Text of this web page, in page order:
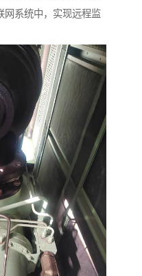
网系统中，实现远程监